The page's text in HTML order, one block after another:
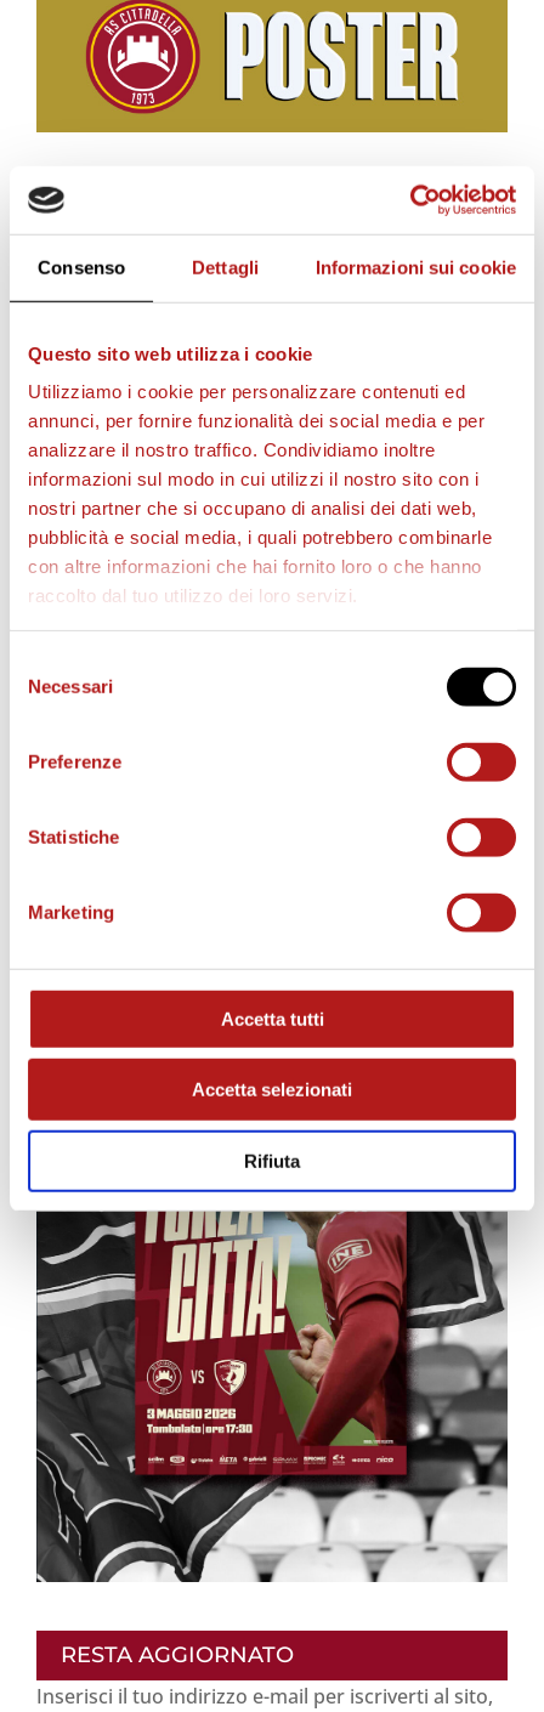
Consenso Dettagli Informazioni sui cookie
Questo sito web utilizza i cookie
Utilizziamo i cookie per personalizzare contenuti ed
annunci, per fornire funzionalità dei social media e per
analizzare il nostro traffico. Condividiamo inoltre
informazioni sul modo in cui utilizzi il nostro sito con i
nostri partner che si occupano di analisi dei dati web,
pubblicità e social media, i quali potrebbero combinarle
con altre informazioni che hai fornito loro o che hanno
raccolto dal tuo utilizzo dei loro servizi.
delNecessari
Preferenze
Statistiche
Marketing
Accetta tutti
Accetta selezionati
Rifiuta
BIGLIETTI
AS CITTADELLA STORE
MATCH PROGRAM
RESTA AGGIORNATO
Inserisci il tuo indirizzo e-mail per iscriverti al sito,